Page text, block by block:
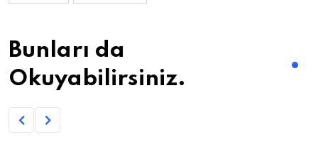
Bunları da
Okuyabilirsiniz.